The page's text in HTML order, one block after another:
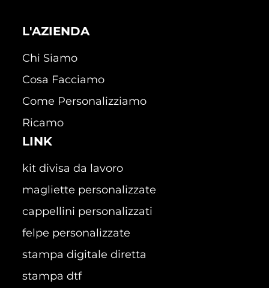
L'AZIENDA
Chi Siamo
Cosa Facciamo
Come Personalizziamo
Ricamo
LINK
kit divisa da lavoro
magliette personalizzate
cappellini personalizzati
felpe personalizzate
stampa digitale diretta
stampa dtf